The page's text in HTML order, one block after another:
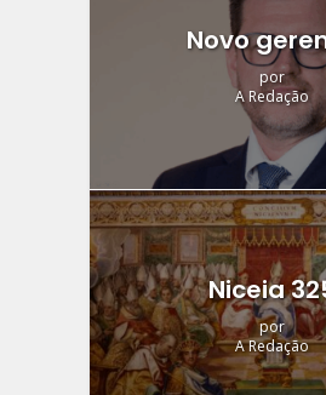
Novo
por
A Redação
Niceia
por
A Redação